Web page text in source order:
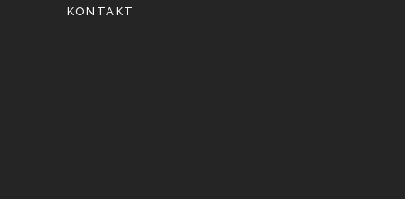
KONTAKT